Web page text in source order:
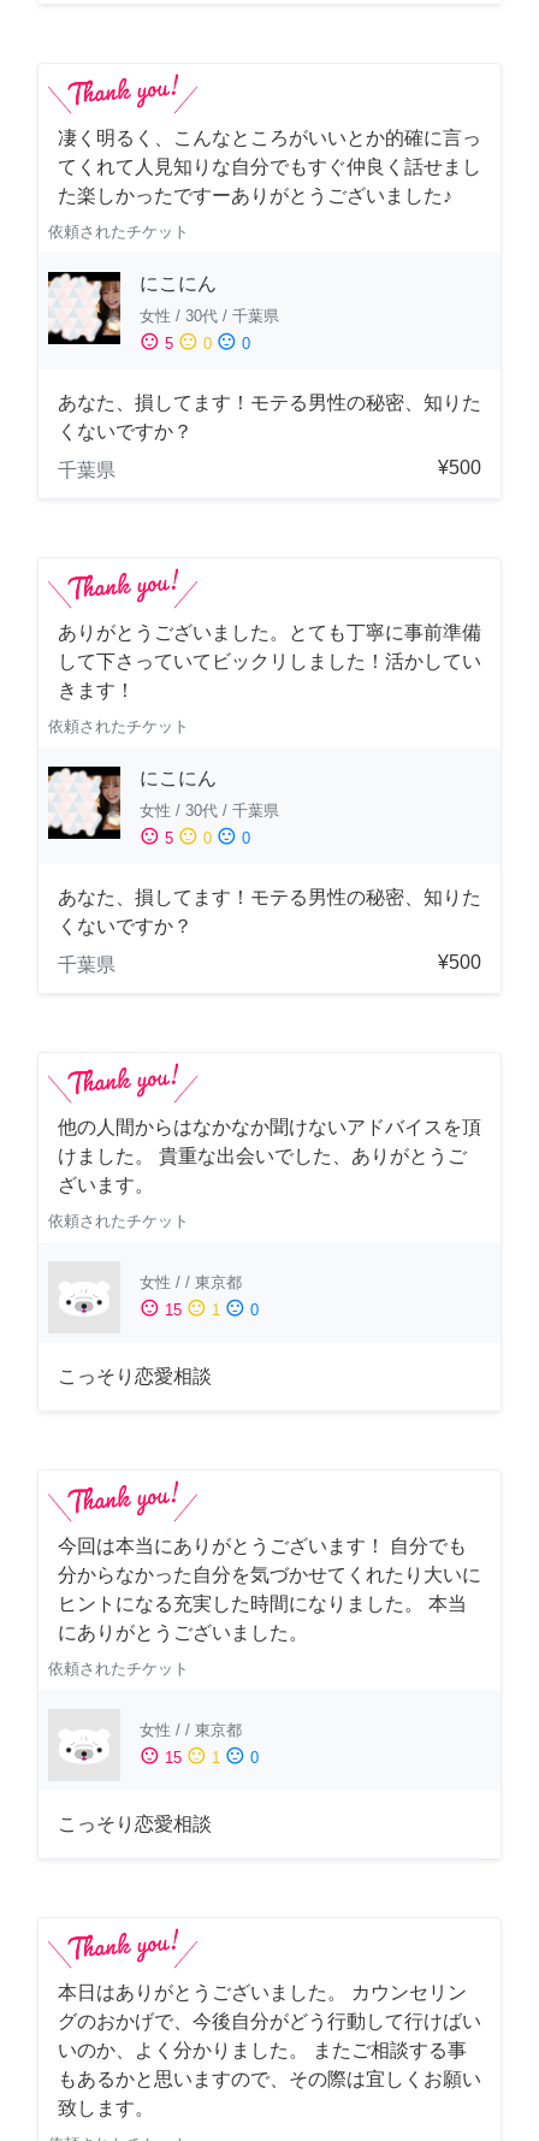
凄く明るく、こんなところがいいとか的確に言っ
てくれて人見知りな自分でもすぐ仲良く話せまし
た楽しかったですーありがとうございました♪
依頼されたチケット
にこにん
女性 / 30代 / 千葉県
sentiment_satisfied 5 sentiment_neutral 0 sentiment_dissatisfied 0
あなた、損してます！モテる男性の秘密、知りた
くないですか？
千葉県
¥500
ありがとうございました。とても丁寧に事前準備
して下さっていてビックリしました！活かしてい
きます！
依頼されたチケット
にこにん
女性 / 30代 / 千葉県
sentiment_satisfied 5 sentiment_neutral 0 sentiment_dissatisfied 0
あなた、損してます！モテる男性の秘密、知りた
くないですか？
千葉県
¥500
他の人間からはなかなか聞けないアドバイスを頂
けました。 貴重な出会いでした、ありがとうご
ざいます。
依頼されたチケット
女性 / / 東京都
sentiment_satisfied 15 sentiment_neutral 1 sentiment_dissatisfied 0
こっそり恋愛相談
今回は本当にありがとうございます！ 自分でも
分からなかった自分を気づかせてくれたり大いに
ヒントになる充実した時間になりました。 本当
にありがとうございました。
依頼されたチケット
女性 / / 東京都
sentiment_satisfied 15 sentiment_neutral 1 sentiment_dissatisfied 0
こっそり恋愛相談
本日はありがとうございました。 カウンセリン
グのおかげで、今後自分がどう行動して行けばい
いのか、よく分かりました。 またご相談する事
もあるかと思いますので、その際は宜しくお願い
致します。